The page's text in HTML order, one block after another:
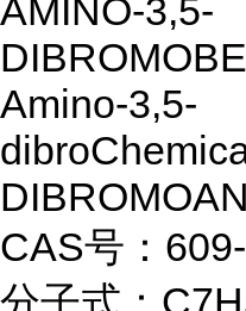
AMINO-3,5-
Amino-3,5-
CAS号：
分子式：